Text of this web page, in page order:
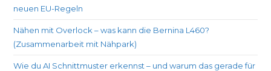
neuen EU-Regeln
Nähen mit Overlock – was kann die Bernina L460?
(Zusammenarbeit mit Nähpark)
Wie du AI Schnittmuster erkennst – und warum das gerade für